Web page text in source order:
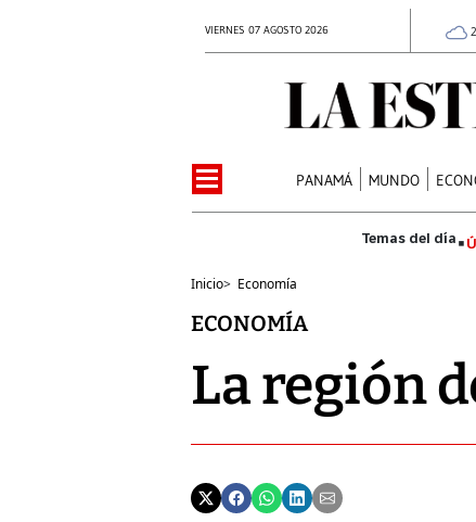
VIERNES 07 AGOSTO 2026
PANAMÁ MUNDO
Inicio> Economía
ECONOMÍA
La región